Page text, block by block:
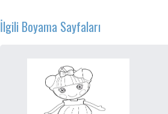
İlgili Boyama Sayfaları